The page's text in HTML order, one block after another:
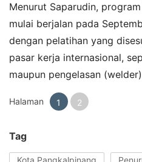
Menurut Saparudin,
mulai berjalan pada
dengan pelatihan yang
pasar kerja internasional,
maupun pengelasan
Halaman 1 2
Tag